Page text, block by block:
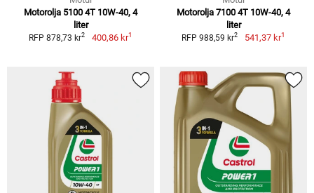
Motorolja 5100 4T 10W-40, 4
liter
RFP 878,73 kr2 400,86 kr1
Motorolja 7100 4T 10W-40, 4
liter
RFP 988,59 kr2 541,37 kr1